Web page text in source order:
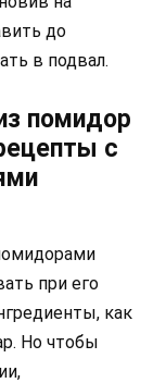
до
в подвал.
помидор
с
при его
как
Но чтобы